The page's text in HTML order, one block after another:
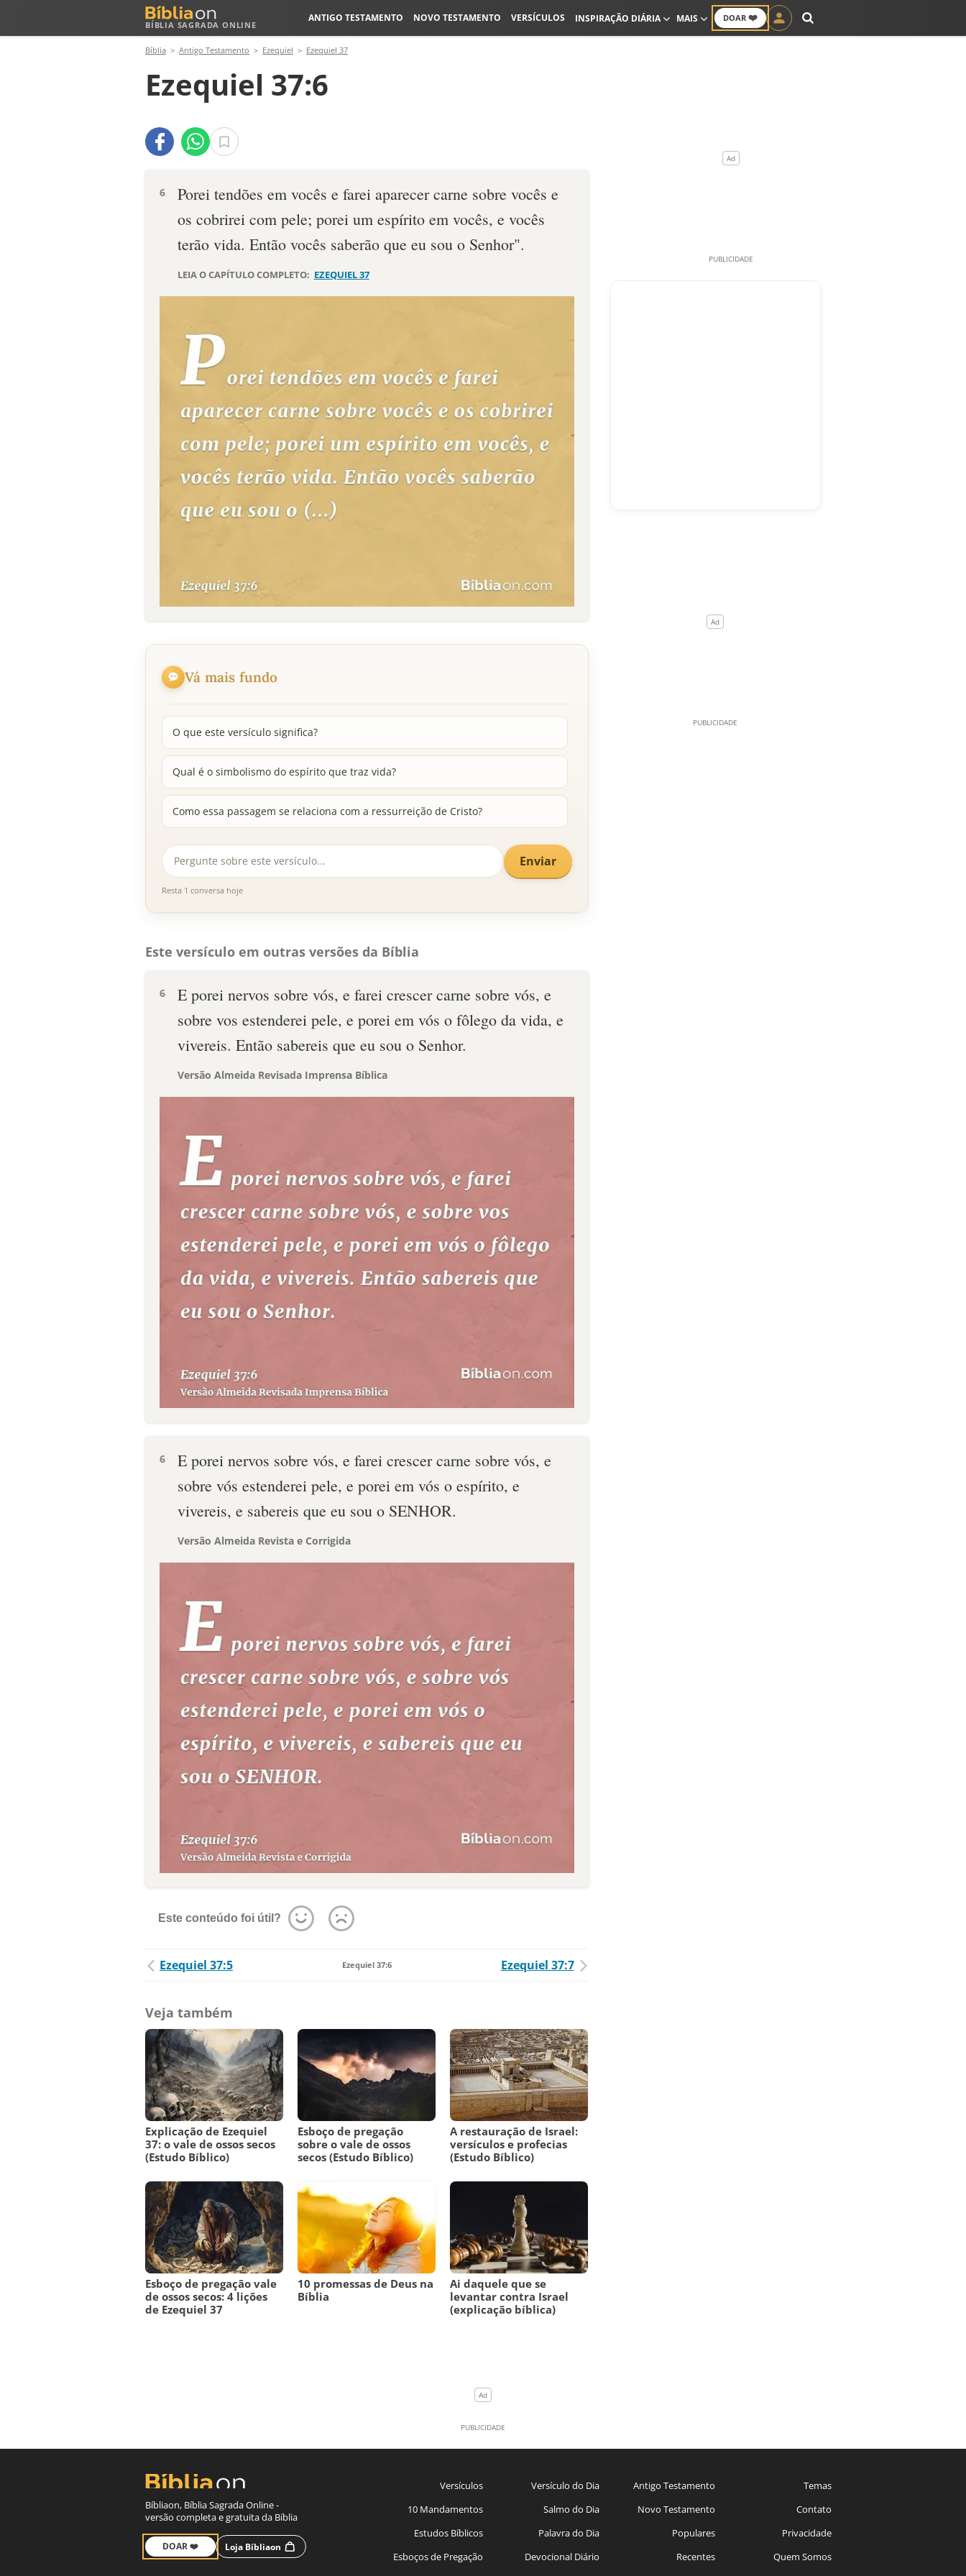
BÍBLIA SAGRADA ONLINE
DOAR ❤️
ANTIGO TESTAMENTO NOVO TESTAMENTO VERSÍCULOS INSPIRAÇÃO DIÁRIA MAIS
Bíblia Antigo Testamento Ezequiel Ezequiel 37
Ezequiel 37:6
6
Porei tendões em vocês e farei aparecer carne sobre vocês e
os cobrirei com pele; porei um espírito em vocês, e vocês
terão vida. Então vocês saberão que eu sou o Senhor".
LEIA O CAPÍTULO COMPLETO: EZEQUIEL 37
Vá mais fundo
O que este versículo significa?
Qual é o simbolismo do espírito que traz vida?
Como essa passagem se relaciona com a ressurreição de Cristo?
Enviar
Resta 1 conversa hoje
Este versículo em outras versões da Bíblia
6
E porei nervos sobre vós, e farei crescer carne sobre vós, e
sobre vos estenderei pele, e porei em vós o fôlego da vida, e
vivereis. Então sabereis que eu sou o Senhor.
Versão Almeida Revisada Imprensa Bíblica
6
E porei nervos sobre vós, e farei crescer carne sobre vós, e
sobre vós estenderei pele, e porei em vós o espírito, e
vivereis, e sabereis que eu sou o SENHOR.
Versão Almeida Revista e Corrigida
Este conteúdo foi útil?
Ezequiel 37:5 Ezequiel 37:6 Ezequiel 37:7
Veja também
Explicação de Ezequiel
37: o vale de ossos secos
(Estudo Bíblico)
Esboço de pregação
sobre o vale de ossos
secos (Estudo Bíblico)
A restauração de Israel:
versículos e profecias
(Estudo Bíblico)
Esboço de pregação vale
de ossos secos: 4 lições
de Ezequiel 37
10 promessas de Deus na
Bíblia
Ai daquele que se
levantar contra Israel
(explicação bíblica)
Bíbliaon, Bíblia Sagrada Online -
versão completa e gratuita da Bíblia
DOAR ❤️ Loja Bíbliaon
Versículos
10 Mandamentos
Estudos Bíblicos
Esboços de Pregação
Versículo do Dia
Salmo do Dia
Palavra do Dia
Devocional Diário
Antigo Testamento
Novo Testamento
Populares
Recentes
Temas
Contato
Privacidade
Quem Somos